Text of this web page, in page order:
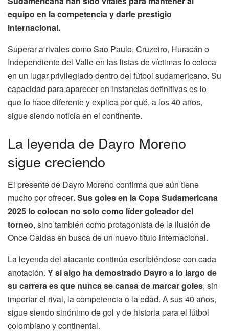
equipo en la competencia y darle prestigio
internacional.
Superar a rivales como Sao Paulo, Cruzeiro, Huracán o
Independiente del Valle en las listas de víctimas lo coloca
en un lugar privilegiado dentro del fútbol sudamericano. Su
capacidad para aparecer en instancias definitivas es lo
que lo hace diferente y explica por qué, a los 40 años,
sigue siendo noticia en el continente.
La leyenda de Dayro Moreno
sigue creciendo
El presente de Dayro Moreno confirma que aún tiene
mucho por ofrecer. Sus goles en la Copa Sudamericana
2025 lo colocan no solo como líder goleador del
torneo, sino también como protagonista de la ilusión de
Once Caldas en busca de un nuevo título internacional.
La leyenda del atacante continúa escribiéndose con cada
anotación. Y si algo ha demostrado Dayro a lo largo de
su carrera es que nunca se cansa de marcar goles, sin
importar el rival, la competencia o la edad. A sus 40 años,
sigue siendo sinónimo de gol y de historia para el fútbol
colombiano y continental.